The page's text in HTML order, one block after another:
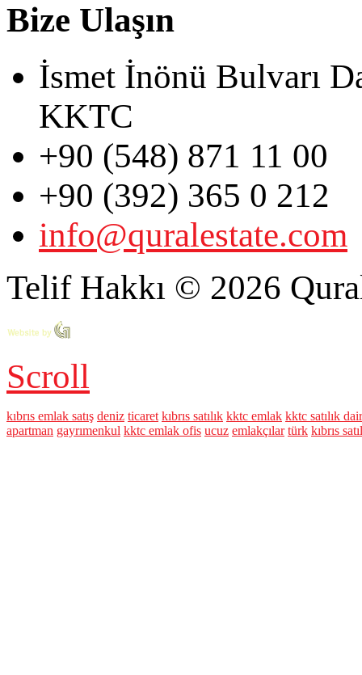
Bize Ulaşın
İsmet İnönü Bulvarı
KKTC
+90 (548) 871 11 00
+90 (392) 365 0 212
info@quralestate.com
Telif Hakkı © 2026
Scroll
kıbrıs emlak satış deniz ticaret kıbrıs satılık kktc emlak kktc satılık
apartman gayrımenkul kktc emlak ofis ucuz emlakçılar türk kıbrıs